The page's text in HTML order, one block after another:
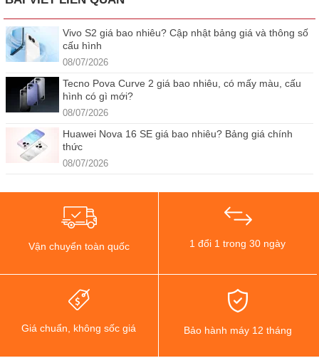
Vivo S2 giá bao nhiêu? Cập nhật bảng giá và thông số
cấu hình
08/07/2026
Tecno Pova Curve 2 giá bao nhiêu, có mấy màu, cấu
hình có gì mới?
08/07/2026
Huawei Nova 16 SE giá bao nhiêu? Bảng giá chính
thức
08/07/2026
Vận chuyển toàn quốc 1 đổi 1 trong 30 ngày
Giá chuẩn, không sốc giá Bảo hành máy 12 tháng